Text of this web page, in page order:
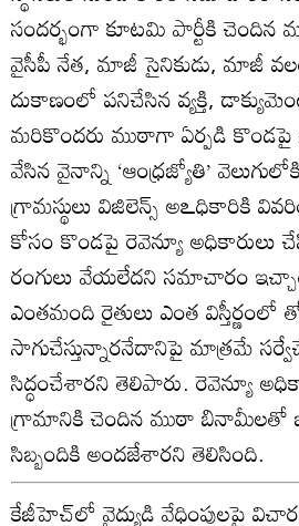
సందర్భంగా కూటమి పార్టీకి చెందిన
వైసీపీ నేత, మాజీ సైనికుడు, మాజీ
దుకాణంలో పనిచేసిన వ్యక్తి,
మరికొందరు ముఠాగా ఏర్పడి కొండపై
వేసిన వైనాన్ని ‘ఆంధ్రజ్యోతి’
గ్రామస్థులు విజిలెన్స్‌ అఽధికారికి
కోసం కొండపై రెవెన్యూ అధికారులు
రంగులు వేయలేదని సమాచారం
ఎంతమంది రైతులు ఎంత విస్తీర్ణంలో
సాగుచేస్తున్నారనేదానిపై మాత్రమే
సిద్ధంచేశారని తెలిపారు. రెవెన్యూ
గ్రామానికి చెందిన ముఠా బినామీలతో
సిబ్బందికి అందజేశారని తెలిసింది.
కేజీహెచ్‌లో వైద్యుడి వేధింపులపై